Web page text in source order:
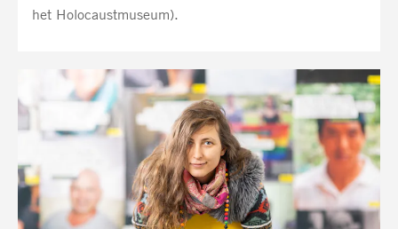
het Holocaustmuseum).